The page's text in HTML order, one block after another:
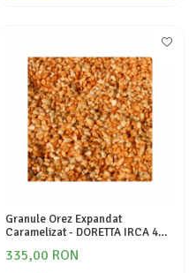
Granule Orez Expandat
Caramelizat - DORETTA IRCA 4
335,00 RON